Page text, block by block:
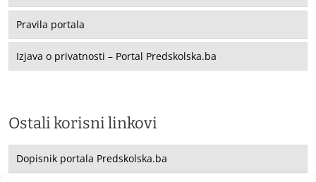
Pravila portala
Izjava o privatnosti – Portal Predskolska.ba
Ostali korisni linkovi
Dopisnik portala Predskolska.ba